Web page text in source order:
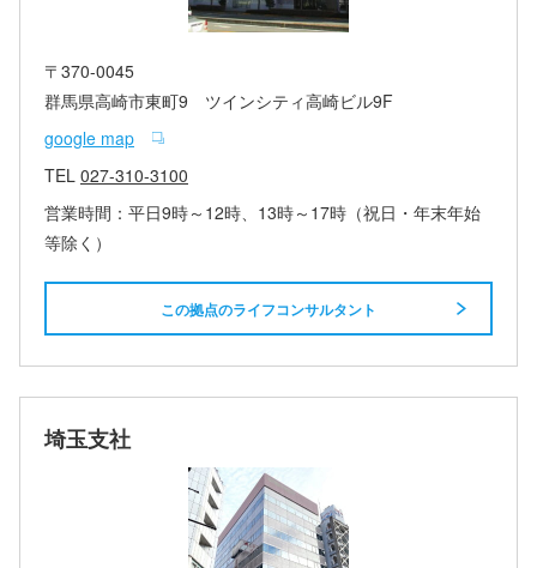
〒370-0045
群馬県高崎市東町9 ツインシティ高崎ビル9F
google map
TEL 027-310-3100
営業時間：平日9時～12時、13時～17時（祝日・年末年始
等除く）
この拠点のライフコンサルタント
埼玉支社